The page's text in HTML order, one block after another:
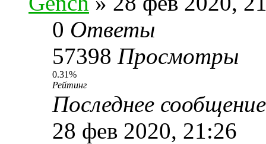
0 Ответы
57398 Просмотры
0.31%
Рейтинг
Последнее
28 фев 2020, 21:26